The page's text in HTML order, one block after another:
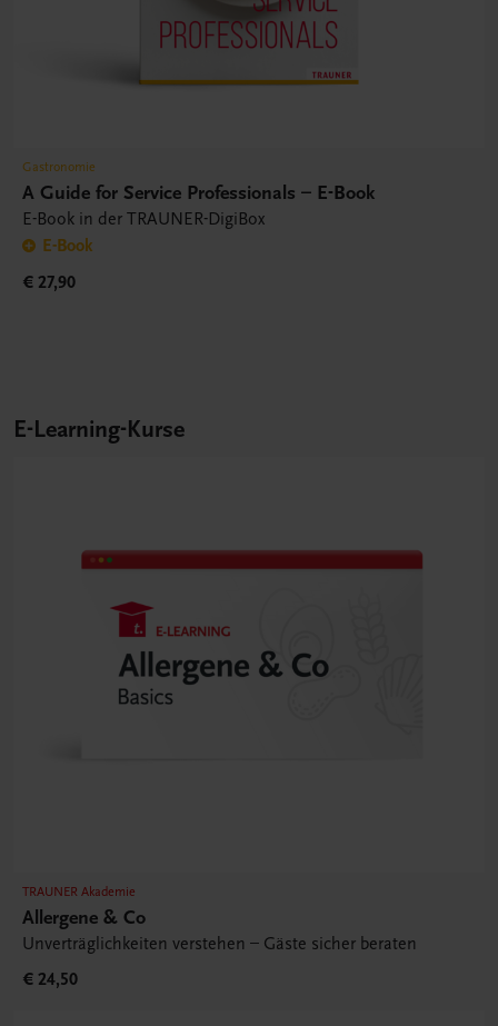
Gastronomie
A Guide for Service Professionals – E-Book
E-Book in der TRAUNER-DigiBox
E-Book
€ 27,90
E-Learning-Kurse
TRAUNER Akademie
Allergene & Co
Unverträglichkeiten verstehen – Gäste sicher beraten
€ 24,50